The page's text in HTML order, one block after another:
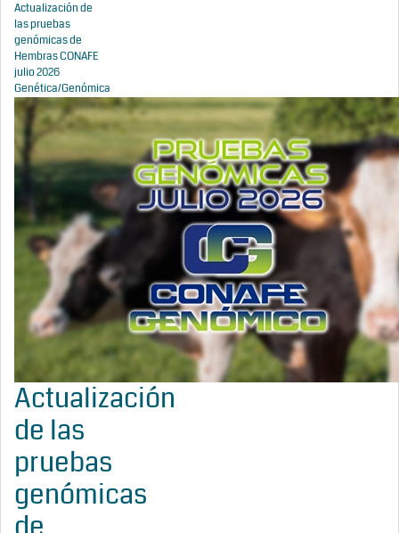
Actualización de
las pruebas
genómicas de
Hembras CONAFE
julio 2026
Genética/Genómica
Actualización
de las
pruebas
genómicas